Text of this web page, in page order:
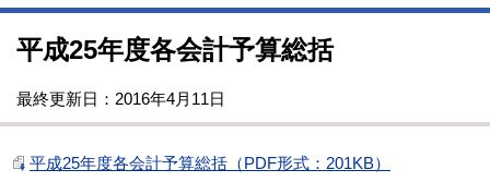
平成25年度各会計予算総括
最終更新日：2016年4月11日
平成25年度各会計予算総括（PDF形式：201KB）